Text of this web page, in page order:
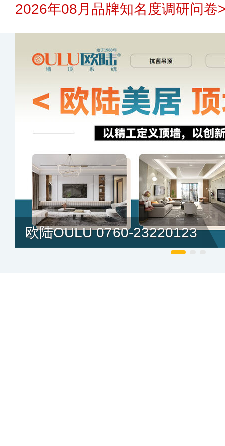
2026年08月品牌知名度调研问卷
欧陆OULU 0760-23220123